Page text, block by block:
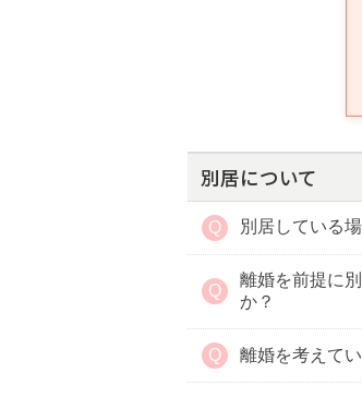
別居について
別居している
離婚を前提に
か？
離婚を考えて